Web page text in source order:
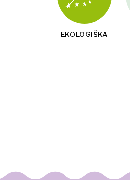
EKOLOGIŠKA